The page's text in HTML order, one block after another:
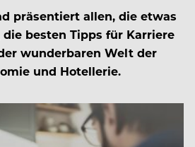
präsentiert allen, die etwas
besten Tipps für Karriere
wunderbaren Welt der
und Hotellerie.